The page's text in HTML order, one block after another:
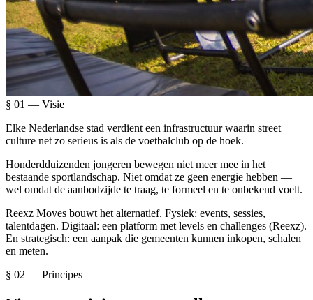
§ 01 — Visie
Elke Nederlandse stad verdient een infrastructuur waarin street
culture net zo serieus is als de voetbalclub op de hoek.
Honderdduizenden jongeren bewegen niet meer mee in het
bestaande sportlandschap. Niet omdat ze geen energie hebben —
wel omdat de aanbodzijde te traag, te formeel en te onbekend voelt.
Reexz Moves bouwt het alternatief. Fysiek: events, sessies,
talentdagen. Digitaal: een platform met levels en challenges (Reexz).
En strategisch: een aanpak die gemeenten kunnen inkopen, schalen
en meten.
§ 02 — Principes